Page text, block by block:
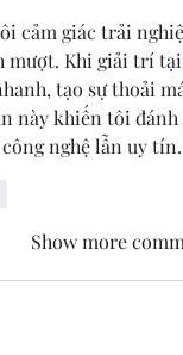
cảm giác trải
mượt. Khi giải trí tại
tạo sự thoải
này khiến tôi
nghệ lẫn uy tín.
Show more